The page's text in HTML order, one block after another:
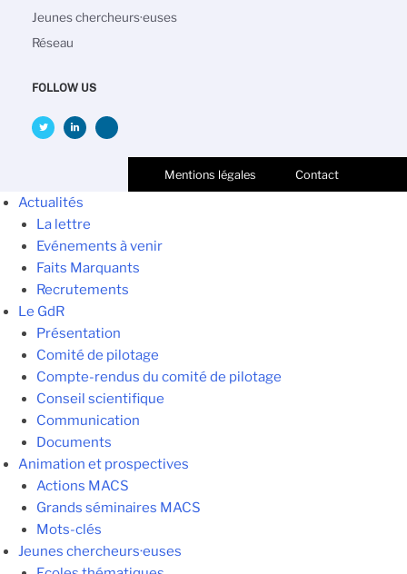
Jeunes chercheurs·euses
Réseau
FOLLOW US
Mentions légales Contact
Actualités
La lettre
Evénements à venir
Faits Marquants
Recrutements
Le GdR
Présentation
Comité de pilotage
Compte-rendus du comité de pilotage
Conseil scientifique
Communication
Documents
Animation et prospectives
Actions MACS
Grands séminaires MACS
Mots-clés
Jeunes chercheurs·euses